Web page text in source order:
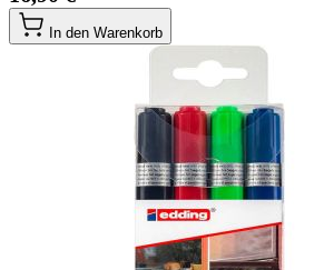
In den Warenkorb